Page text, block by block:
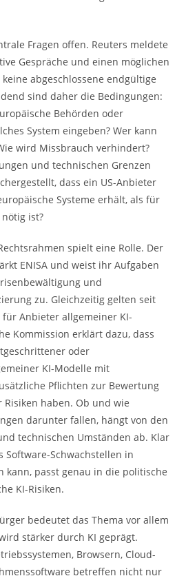
Fragen offen. Reuters meldete
Gespräche und einen möglichen
abgeschlossene endgültige
sind daher die Bedingungen:
Behörden oder
System eingeben? Wer kann
wird Missbrauch verhindert?
und technischen Grenzen
dass ein US-Anbieter
Systeme erhält, als für
ist?
spielt eine Rolle. Der
ENISA und weist ihr Aufgaben
und
zu. Gleichzeitig gelten seit
für Anbieter allgemeiner KI-
Kommission erklärt dazu, dass
oder
KI-Modelle mit
Pflichten zur Bewertung
haben. Ob und wie
darunter fallen, hängt von den
technischen Umständen ab. Klar
Software-Schwachstellen in
kann, passt genau in die politische
KI-Risiken.
bedeutet das Thema vor allem
stärker durch KI geprägt.
Browsern, Cloud-
betreffen nicht nur